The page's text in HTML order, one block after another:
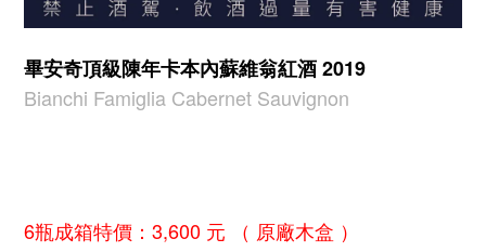
畢安奇頂級陳年卡本內蘇維翁紅酒 2019
Bianchi Famiglia Cabernet Sauvignon
6瓶成箱特價：3,600 元 （ 原廠木盒 ）